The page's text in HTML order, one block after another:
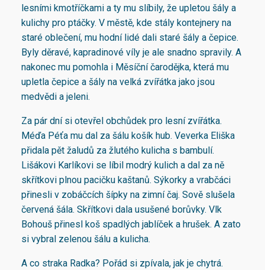
lesními kmotříčkami a ty mu slíbily, že upletou šály a
kulichy pro ptáčky. V městě, kde stály kontejnery na
staré oblečení, mu hodní lidé dali staré šály a čepice.
Byly děravé, kapradinové víly je ale snadno spravily. A
nakonec mu pomohla i Měsíční čarodějka, která mu
upletla čepice a šály na velká zvířátka jako jsou
medvědi a jeleni.
Za pár dní si otevřel obchůdek pro lesní zvířátka.
Méďa Péťa mu dal za šálu košík hub. Veverka Eliška
přidala pět žaludů za žlutého kulicha s bambulí.
Lišákovi Karlíkovi se líbil modrý kulich a dal za ně
skřítkovi plnou pacičku kaštanů. Sýkorky a vrabčáci
přinesli v zobáčcích šípky na zimní čaj. Sově slušela
červená šála. Skřítkovi dala usušené borůvky. Vlk
Bohouš přinesl koš spadlých jablíček a hrušek. A zato
si vybral zelenou šálu a kulicha.
A co straka Radka? Pořád si zpívala, jak je chytrá.